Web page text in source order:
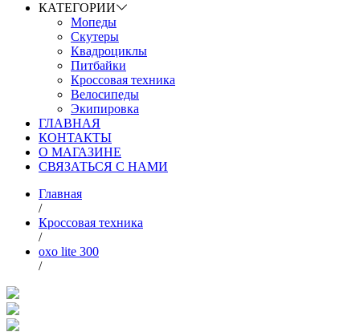
КАТЕГОРИИ
Мопеды
Скутеры
Квадроциклы
Питбайки
Кроссовая техника
Велосипеды
Экипировка
ГЛАВНАЯ
КОНТАКТЫ
О МАГАЗИНЕ
СВЯЗАТЬСЯ С НАМИ
Главная
/
Кроссовая техника
/
oxo lite 300
/